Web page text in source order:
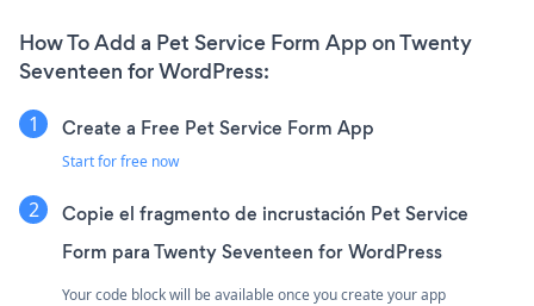
How To Add a Pet Service Form App on Twenty
Seventeen for WordPress:
Create a Free Pet Service Form App
Start for free now
Copie el fragmento de incrustación Pet Service
Form para Twenty Seventeen for WordPress
Your code block will be available once you create your app